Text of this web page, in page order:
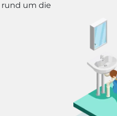
rund um die